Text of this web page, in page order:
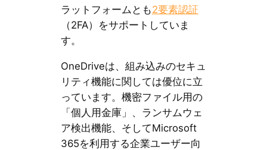
ラットフォームとも2要素認証
（2FA）をサポートしていま
す。
OneDriveは、組み込みのセキュ
リティ機能に関しては優位に立
っています。機密ファイル用の
「個人用金庫」、ランサムウェ
ア検出機能、そしてMicrosoft
365を利用する企業ユーザー向